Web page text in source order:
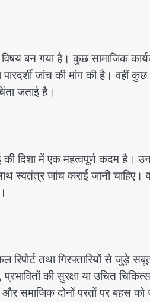
बन गया है। कुछ सामाजिक
जांच की मांग की है। वहीं कुछ
जताई है।
की दिशा में एक महत्वपूर्ण कदम है।
स्वतंत्र जांच कराई जानी चाहिए।
तथा गिरफ्तारियों से जुड़े
की सुरक्षा या उचित
समाजिक दोनों परतों पर बहस को